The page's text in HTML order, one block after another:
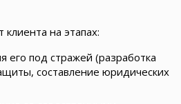
на этапах:
его под стражей (разработка
составление юридических